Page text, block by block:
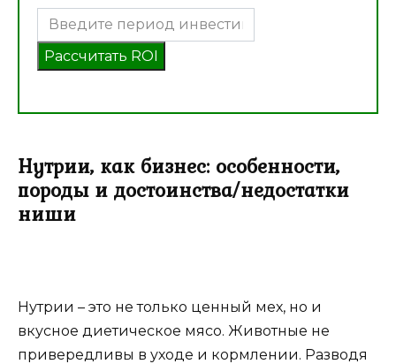
Рассчитать ROI
Нутрии, как бизнес: особенности,
породы и достоинства/недостатки
ниши
Нутрии – это не только ценный мех, но и
вкусное диетическое мясо. Животные не
привередливы в уходе и кормлении. Разводя